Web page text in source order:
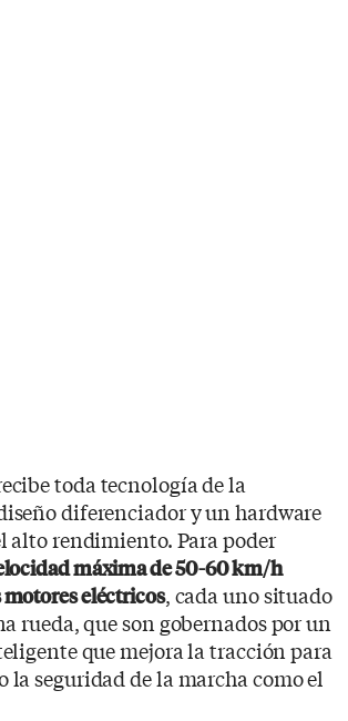
toda tecnología de la
diferenciador y un hardware
alto rendimiento. Para poder
máxima de 50-60 km/h
motores eléctricos, cada uno situado
rueda, que son gobernados por un
que mejora la tracción para
seguridad de la marcha como el